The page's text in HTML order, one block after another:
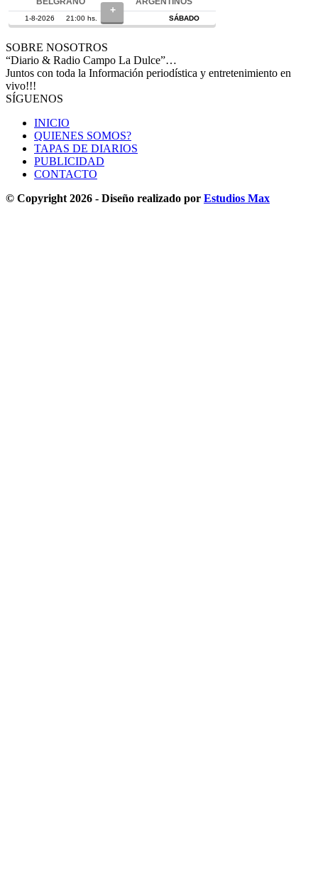
SOBRE NOSOTROS
“Diario & Radio Campo La Dulce”…
Juntos con toda la Información periodística y entretenimiento en
vivo!!!
SÍGUENOS
INICIO
QUIENES SOMOS?
TAPAS DE DIARIOS
PUBLICIDAD
CONTACTO
© Copyright 2026 - Diseño realizado por Estudios Max